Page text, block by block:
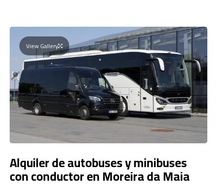
View Gallery
Alquiler de autobuses y minibuses
con conductor en Moreira da Maia